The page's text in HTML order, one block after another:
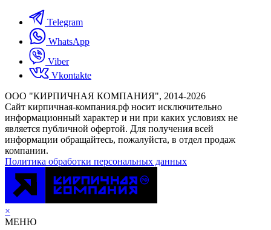
Telegram
WhatsApp
Viber
Vkontakte
ООО "КИРПИЧНАЯ КОМПАНИЯ", 2014-2026
Cайт кирпичная-компания.рф носит исключительно
информационный характер и ни при каких условиях не
является публичной офертой. Для получения всей
информации обращайтесь, пожалуйста, в отдел продаж
компании.
Политика обработки персональных данных
×
МЕНЮ